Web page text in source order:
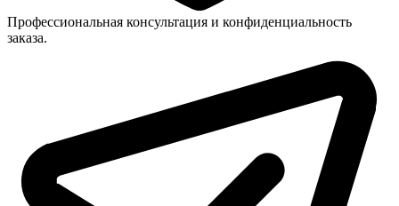
Профессиональная консультация и конфиденциальность
заказа.